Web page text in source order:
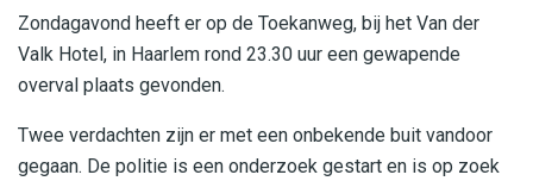
Zondagavond heeft er op de Toekanweg, bij het Van der
Valk Hotel, in Haarlem rond 23.30 uur een gewapende
overval plaats gevonden.
Twee verdachten zijn er met een onbekende buit vandoor
gegaan. De politie is een onderzoek gestart en is op zoek